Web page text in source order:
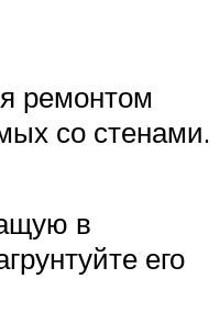
ремонтом
со стенами.
в
его